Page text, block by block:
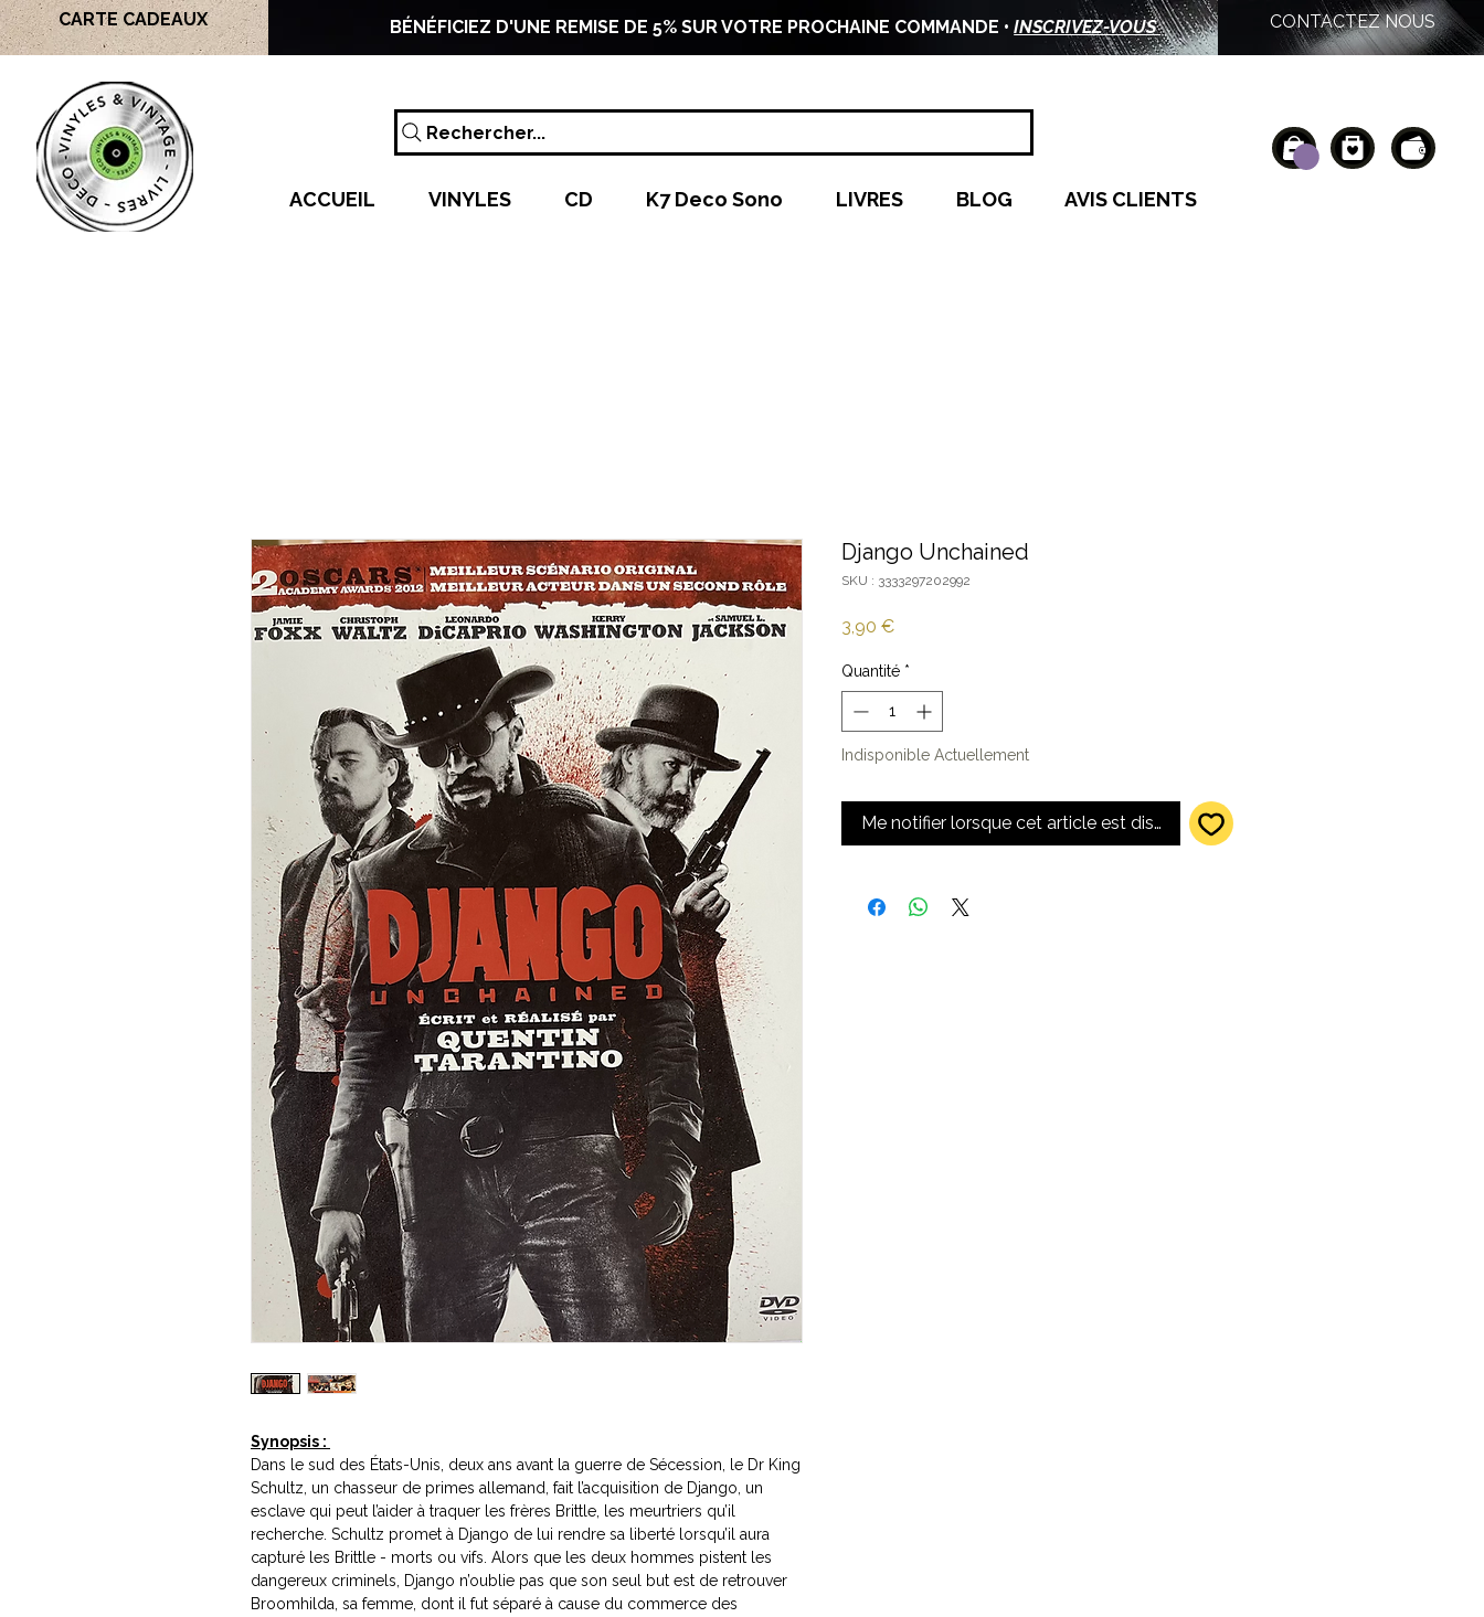
CARTE CADEAUX BÉNÉFICIEZ D'UNE REMISE DE 5% SUR VOTRE PROCHAINE COMMANDE •INSCRIVEZ-VOUS CONTACTEZ NOUS
Rechercher...
ACCUEIL VINYLES CD K7 Deco Sono LIVRES BLOG AVIS CLIENTS
Synopsis :
Dans le sud des États-Unis, deux ans avant la guerre de Sécession, le Dr King
Schultz, un chasseur de primes allemand, fait l’acquisition de Django, un
esclave qui peut l’aider à traquer les frères Brittle, les meurtriers qu’il
recherche. Schultz promet à Django de lui rendre sa liberté lorsqu’il aura
capturé les Brittle - morts ou vifs. Alors que les deux hommes pistent les
dangereux criminels, Django n’oublie pas que son seul but est de retrouver
Broomhilda, sa femme, dont il fut séparé à cause du commerce des
Django Unchained
SKU : 3333297202992
3,90 €Prix
Quantité *
Indisponible Actuellement
Me notifier lorsque cet article est disponible